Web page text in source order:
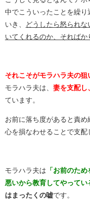
中でこういったことを繰
いき、
どうしたら怒られな
いてくれるのか、そればか
それこそがモラハラ夫の狙
モラハラ夫は、 妻を支配し
ています。
お前に落ち度があると責
心を損なわせることで支配
モラハラ夫は 「お前のた
悪いから教育してやってい
はまったくの嘘です。